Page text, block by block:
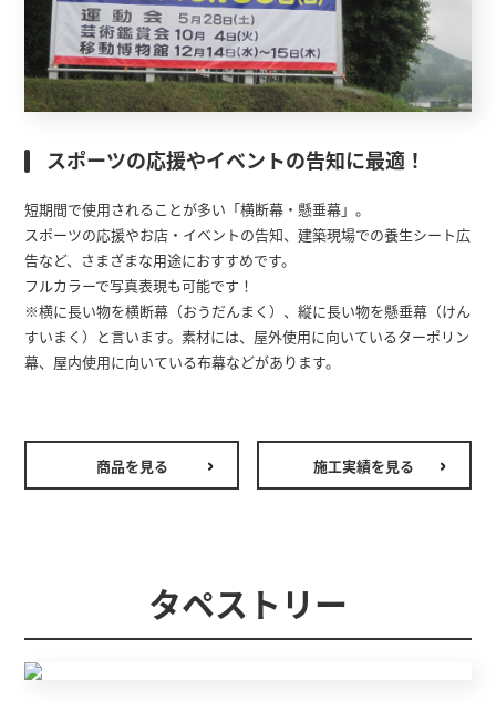
スポーツの応援やイベントの告知に最適！
短期間で使用されることが多い「横断幕・懸垂幕」。
スポーツの応援やお店・イベントの告知、建築現場での養生シート広
告など、さまざまな用途におすすめです。
フルカラーで写真表現も可能です！
※横に長い物を横断幕（おうだんまく）、縦に長い物を懸垂幕（けん
すいまく）と言います。素材には、屋外使用に向いているターポリン
幕、屋内使用に向いている布幕などがあります。
商品を見る 施工実績を見る
タペストリー